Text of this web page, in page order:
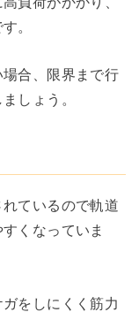
。
合、限界まで行
しょう。
ているので軌道
くなっていま
をしにくく筋力